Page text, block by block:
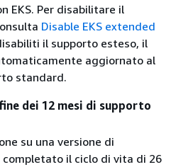
EKS. Per disabilitare il
Disable EKS extended
il supporto esteso, il
aggiornato al
standard.
dei 12 mesi di supporto
su una versione di
completato il ciclo di vita di 26